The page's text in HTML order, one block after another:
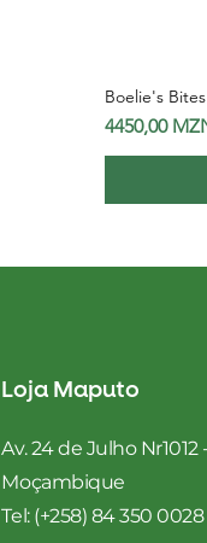
Boelie's
Preço
4450,00
Loja Maputo
Av. 24 de Julho
Moçambique
Tel: (+258) 84 350 0028